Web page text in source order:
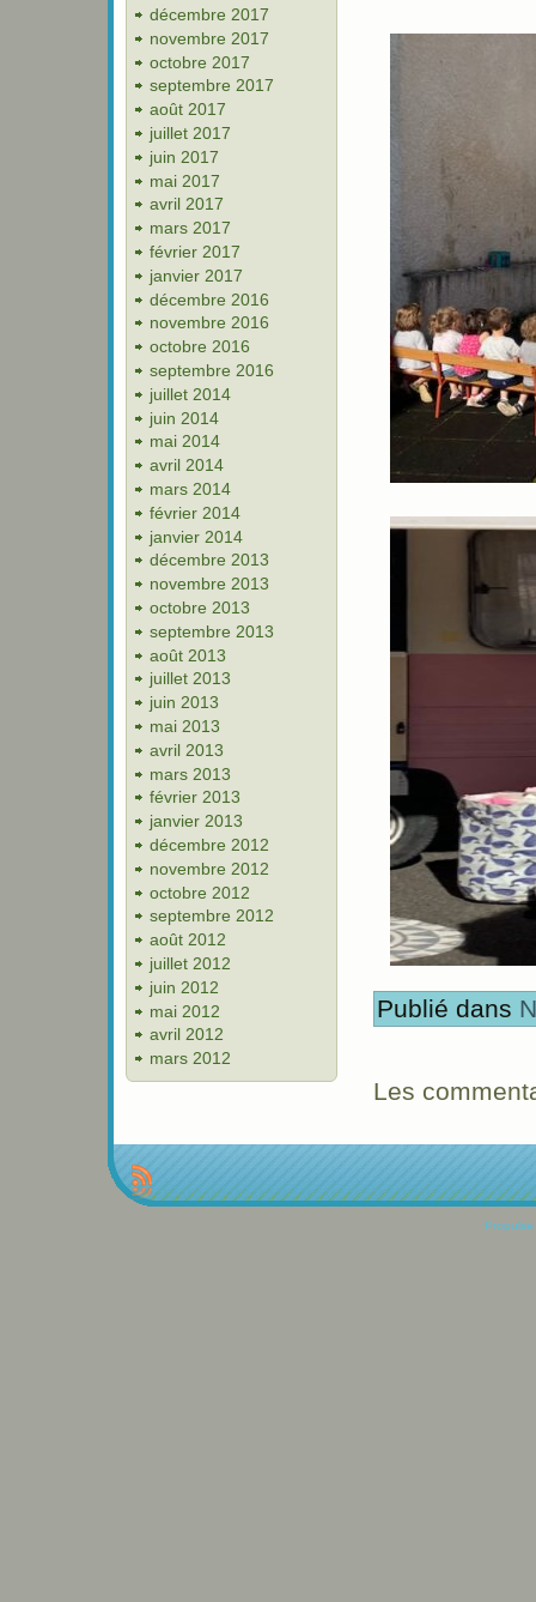
décembre 2017
novembre 2017
octobre 2017
septembre 2017
août 2017
juillet 2017
juin 2017
mai 2017
avril 2017
mars 2017
février 2017
janvier 2017
décembre 2016
novembre 2016
octobre 2016
septembre 2016
juillet 2014
juin 2014
mai 2014
avril 2014
mars 2014
février 2014
janvier 2014
décembre 2013
novembre 2013
octobre 2013
septembre 2013
août 2013
juillet 2013
juin 2013
mai 2013
avril 2013
mars 2013
février 2013
janvier 2013
décembre 2012
novembre 2012
octobre 2012
septembre 2012
août 2012
juillet 2012
juin 2012
mai 2012
avril 2012
mars 2012
Publié dans
Les